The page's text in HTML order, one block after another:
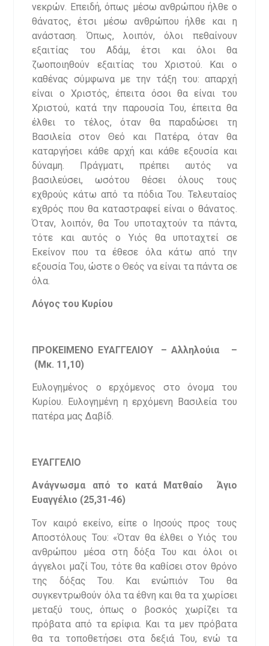
νεκρών. Επειδή, όπως μέσω ανθρώπου ήλθε ο
θάνατος, έτσι μέσω ανθρώπου ήλθε και η
ανάσταση. Όπως, λοιπόν, όλοι πεθαίνουν
εξαιτίας του Αδάμ, έτσι και όλοι θα
ζωοποιηθούν εξαιτίας του Χριστού. Και ο
καθένας σύμφωνα με την τάξη του: απαρχή
είναι ο Χριστός, έπειτα όσοι θα είναι του
Χριστού, κατά την παρουσία Του, έπειτα θα
έλθει το τέλος, όταν θα παραδώσει τη
Βασιλεία στον Θεό και Πατέρα, όταν θα
καταργήσει κάθε αρχή και κάθε εξουσία και
δύναμη. Πράγματι, πρέπει αυτός να
βασιλεύσει, ωσότου θέσει όλους τους
εχθρούς κάτω από τα πόδια Του. Τελευταίος
εχθρός που θα καταστραφεί είναι ο θάνατος.
Όταν, λοιπόν, θα Του υποταχτούν τα πάντα,
τότε και αυτός ο Υιός θα υποταχτεί σε
Εκείνον που τα έθεσε όλα κάτω από την
εξουσία Του, ώστε ο Θεός να είναι τα πάντα σε
όλα.
Λόγος του Κυρίου
ΠΡΟΚΕΙΜΕΝΟ ΕΥΑΓΓΕΛΙΟΥ – Αλληλούια
–
(Μκ. 11,10)
Ευλογημένος ο ερχόμενος στο όνομα του
Κυρίου. Ευλογημένη η ερχόμενη Βασιλεία του
πατέρα μας Δαβίδ.
ΕΥΑΓΓΕΛΙΟ
Ανάγνωσμα από το κατά Ματθαίο Άγιο
Ευαγγέλιο (25,31-46)
Τον καιρό εκείνο, είπε ο Ιησούς προς τους
Αποστόλους Του: «Όταν θα έλθει ο Υιός του
ανθρώπου μέσα στη δόξα Του και όλοι οι
άγγελοι μαζί Του, τότε θα καθίσει στον θρόνο
της δόξας Του. Και ενώπιόν Του θα
συγκεντρωθούν όλα τα έθνη και θα τα χωρίσει
μεταξύ τους, όπως ο βοσκός χωρίζει τα
πρόβατα από τα ερίφια. Και τα μεν πρόβατα
θα τα τοποθετήσει στα δεξιά Του, ενώ τα